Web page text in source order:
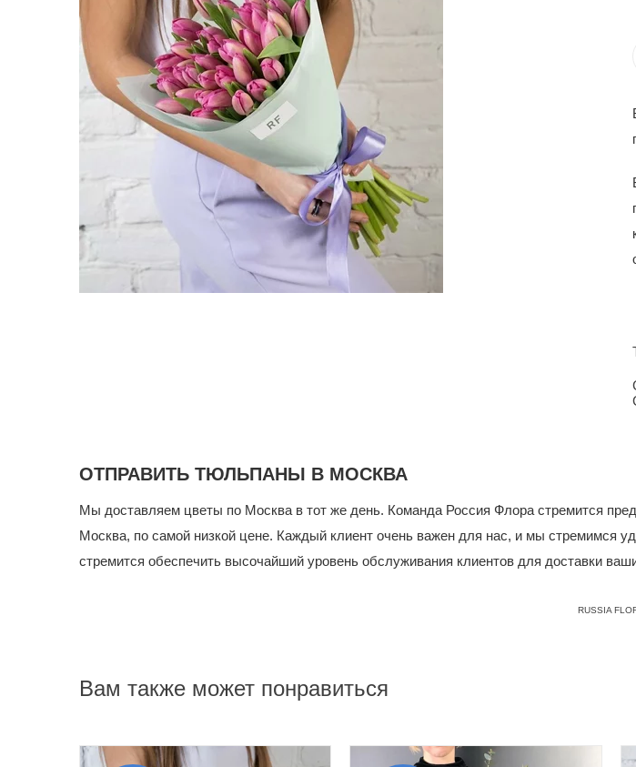
ОТПРАВИТЬ ТЮЛЬПАНЫ В МОСКВА
Мы доставляем цветы по Москва в тот же день. Команда Россия Флора стремится
Москва, по самой низкой цене. Каждый клиент очень важен для нас, и мы стремимся
стремится обеспечить высочайший уровень обслуживания клиентов для доставки
RUSSIA
Вам также может понравиться